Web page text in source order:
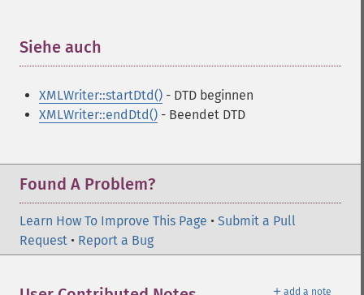
Siehe auch
XMLWriter::startDtd() - DTD beginnen
XMLWriter::endDtd() - Beendet DTD
Found A Problem?
Learn How To Improve This Page • Submit a Pull
Request • Report a Bug
＋ add a note